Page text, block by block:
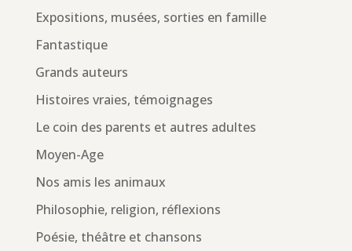
Expositions, musées, sorties en famille
Fantastique
Grands auteurs
Histoires vraies, témoignages
Le coin des parents et autres adultes
Moyen-Age
Nos amis les animaux
Philosophie, religion, réflexions
Poésie, théâtre et chansons